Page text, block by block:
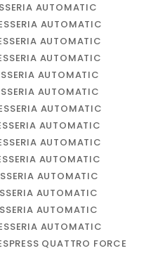
AUTOMATIC
AUTOMATIC
AUTOMATIC
AUTOMATIC
AUTOMATIC
AUTOMATIC
AUTOMATIC
AUTOMATIC
AUTOMATIC
AUTOMATIC
AUTOMATIC
AUTOMATIC
AUTOMATIC
AUTOMATIC
QUATTRO FORCE